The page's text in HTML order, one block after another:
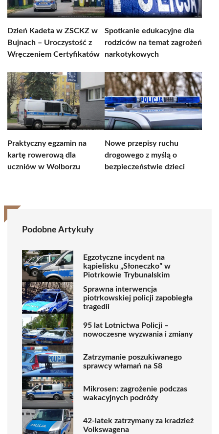
Dzień Kadeta w ZSCKZ w
Bujnach – Uroczystość z
Wręczeniem Certyfikatów
Spotkanie edukacyjne dla
rodziców na temat zagrożeń
narkotykowych
Praktyczny egzamin na
kartę rowerową dla
uczniów w Wolborzu
Nowe przepisy ruchu
drogowego z myślą o
bezpieczeństwie dzieci
Podobne Artykuły
Egzotyczne incydent na
kąpielisku „Słoneczko” w
Piotrkowie Trybunalskim
Sprawna interwencja
piotrkowskiej policji zapobiegła
tragedii
95 lat Lotnictwa Policji –
nowoczesne wyzwania i zmiany
Zatrzymanie poszukiwanego
sprawcy włamań na S8
Mikrosen: zagrożenie podczas
wakacyjnych podróży
42-latek zatrzymany za kradzież
Volkswagena